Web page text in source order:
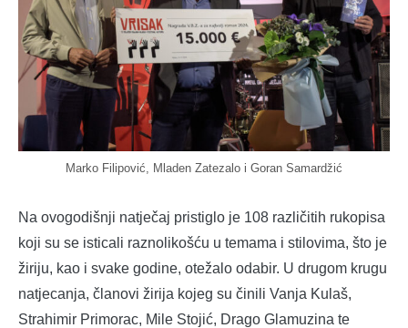
Marko Filipović, Mladen Zatezalo i Goran Samardžić
Na ovogodišnji natječaj pristiglo je 108 različitih rukopisa
koji su se isticali raznolikošću u temama i stilovima, što je
žiriju, kao i svake godine, otežalo odabir. U drugom krugu
natjecanja, članovi žirija kojeg su činili Vanja Kulaš,
Strahimir Primorac, Mile Stojić, Drago Glamuzina te